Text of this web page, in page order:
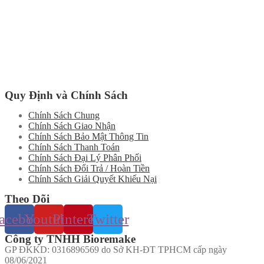
Quy Định và Chính Sách
Chính Sách Chung
Chính Sách Giao Nhận
Chính Sách Bảo Mật Thông Tin
Chính Sách Thanh Toán
Chính Sách Đại Lý Phân Phối
Chính Sách Đổi Trả / Hoàn Tiền
Chính Sách Giải Quyết Khiếu Nại
Theo Dõi
YoutubePinterestTwitter
Công ty TNHH Bioremake
GP ĐKKD: 0316896569 do Sở KH-ĐT TPHCM cấp ngày
08/06/2021